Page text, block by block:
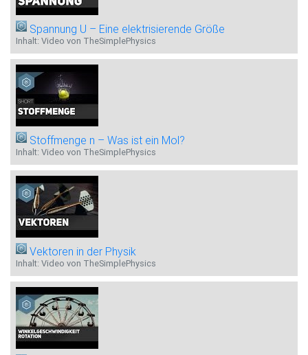
Spannung U – Eine elektrisierende Größe
Inhalt: Video von TheSimplePhysics
Stoffmenge n – Was ist ein Mol?
Inhalt: Video von TheSimplePhysics
Vektoren in der Physik
Inhalt: Video von TheSimplePhysics